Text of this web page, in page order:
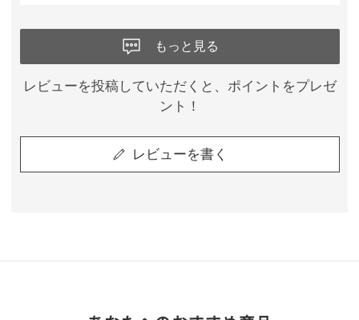
もっと見る
レビューを投稿していただくと、ポイントをプレゼ
ント！
レビューを書く